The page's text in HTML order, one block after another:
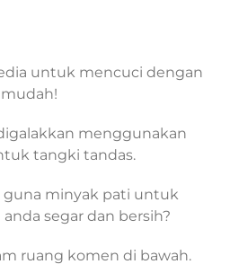
untuk mencuci dengan
mudah!
menggunakan
tangki tandas.
guna minyak pati untuk
segar dan bersih?
ruang komen di bawah.